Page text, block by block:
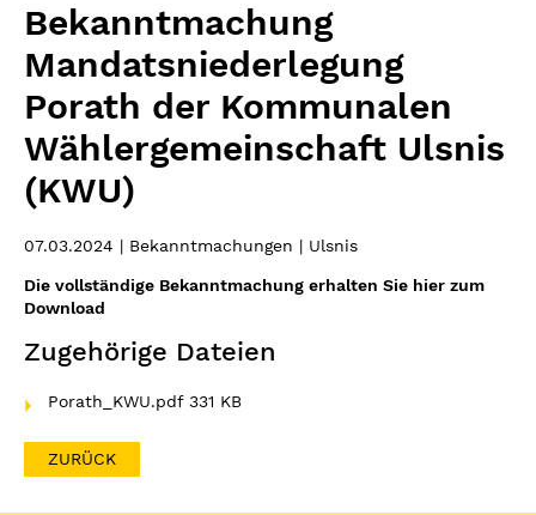
Bekanntmachung
Mandatsniederlegung
Porath der Kommunalen
Wählergemeinschaft Ulsnis
(KWU)
07.03.2024 | Bekanntmachungen | Ulsnis
Die vollständige Bekanntmachung erhalten Sie hier zum
Download
Zugehörige Dateien
Porath_KWU.pdf 331 KB
ZURÜCK